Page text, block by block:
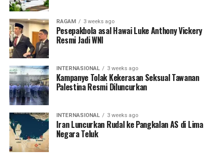
RAGAM 3 weeks ago
Pesepakbola asal Hawai Luke Anthony Vickery
Resmi Jadi WNI
INTERNASIONAL 3 weeks ago
Kampanye Tolak Kekerasan Seksual Tawanan
Palestina Resmi Diluncurkan
INTERNASIONAL 3 weeks ago
Iran Luncurkan Rudal ke Pangkalan AS di Lima
Negara Teluk